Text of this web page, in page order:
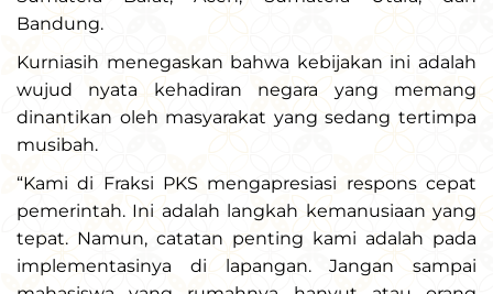
Bandung.
Kurniasih menegaskan bahwa kebijakan ini adalah
wujud nyata kehadiran negara yang memang
dinantikan oleh masyarakat yang sedang tertimpa
musibah.
“Kami di Fraksi PKS mengapresiasi respons cepat
pemerintah. Ini adalah langkah kemanusiaan yang
tepat. Namun, catatan penting kami adalah pada
implementasinya di lapangan. Jangan sampai